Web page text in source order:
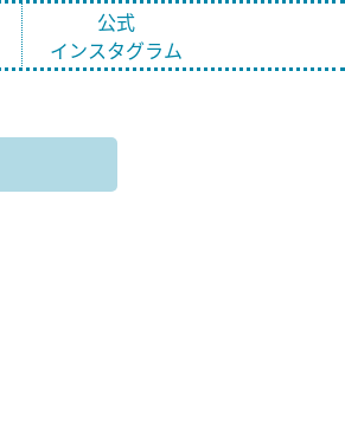
公式
インスタグラム